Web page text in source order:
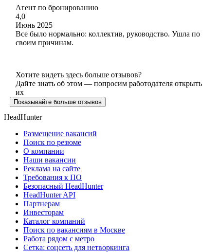
Агент по бронированию
4,0
Июнь 2025
Все было нормально: коллектив, руководство. Ушла по
своим причинам.
Хотите видеть здесь больше отзывов?
Дайте знать об этом — попросим работодателя открыть
их
Показывайте больше отзывов
HeadHunter
Размещение вакансий
Поиск по резюме
О компании
Наши вакансии
Реклама на сайте
Требования к ПО
Безопасный HeadHunter
HeadHunter API
Партнерам
Инвесторам
Каталог компаний
Поиск по вакансиям в Москве
Работа рядом с метро
Сетка: соцсеть для нетворкинга